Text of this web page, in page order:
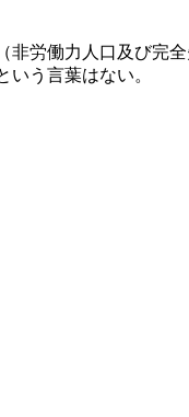
労働力人口及び完
う言葉はない。